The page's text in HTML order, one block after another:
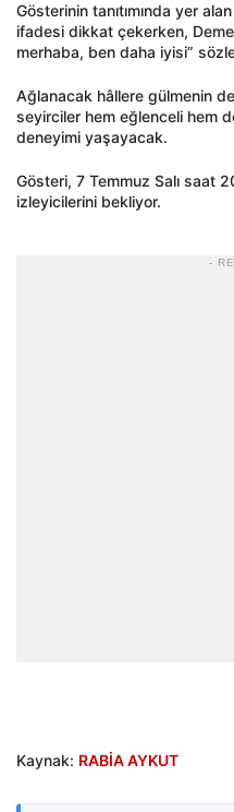
Gösterinin tanıtımında yer
ifadesi dikkat çekerken,
merhaba, ben daha iyisi”
Ağlanacak hâllere gülmenin
seyirciler hem eğlenceli hem
deneyimi yaşayacak.
Gösteri, 7 Temmuz Salı saat
izleyicilerini bekliyor.
-
Kaynak: RABİA AYKUT